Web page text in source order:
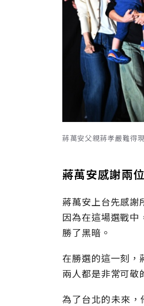
蔣萬安父親蔣孝嚴難得
蔣萬安感謝兩
蔣萬安上台先感謝
因為在這場選戰中
勝了黑暗。
在勝選的這一刻，
兩人都是非常可敬
為了台北的未來